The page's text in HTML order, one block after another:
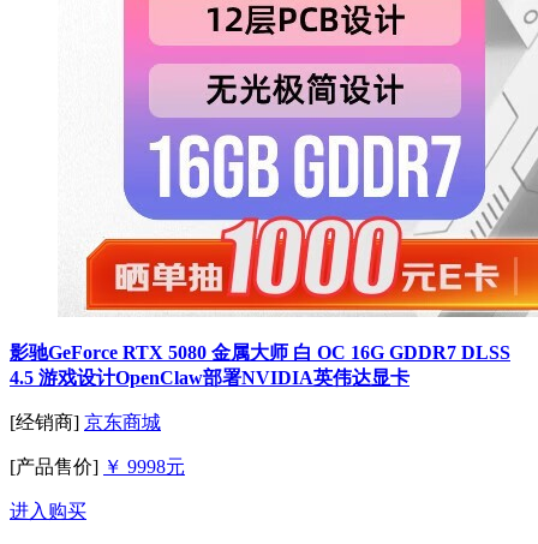
影驰GeForce RTX 5080 金属大师 白 OC 16G GDDR7 DLSS
4.5 游戏设计OpenClaw部署NVIDIA英伟达显卡
[经销商] 京东商城
[产品售价] ￥ 9998元
进入购买